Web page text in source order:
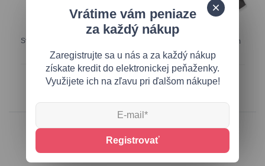
Svetlosivá predĺžená mikina so
28,70 €
Tmavosivá mikina s vysokým
golierom
35,95 €
Hodnotenie produktu
Vrátime vám peniaze
za každý nákup
Zaregistrujte sa u nás a za každý nákup
získate kredit do elektronickej peňaženky.
Využijete ich na zľavu pri ďalšom nákupe!
Registrovať